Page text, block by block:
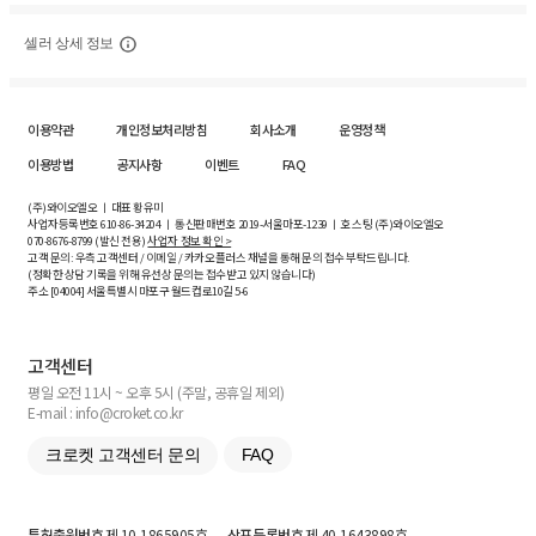
셀러 상세 정보
이용약관 개인정보처리방침 회사소개
운영정책
이용방법
공지사항 이벤트 FAQ
(주)와이오엘오 ㅣ 대표 황유미
사업자등록번호610-86-34204ㅣ 통신판매번호 2019-서울마포-1239 ㅣ 호스팅 (주)와이오엘오
070-8676-8799 (발신 전용)사업자 정보 확인 >
고객 문의: 우측 고객센터 / 이메일 / 카카오플러스 채널을 통해 문의 접수 부탁드립니다.
(정확한 상담 기록을 위해 유선상 문의는 접수받고 있지 않습니다)
주소 [04004] 서울특별시 마포구 월드컵로10길5-6
고객센터
평일 오전 11시 ~ 오후 5시 (주말, 공휴일 제외)
E-mail : info@croket.co.kr
크로켓 고객센터 문의 FAQ